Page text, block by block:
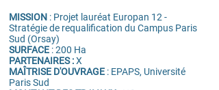
MISSION : Projet lauréat Europan 12 -
Stratégie de requalification du Campus Paris
Sud (Orsay)
SURFACE : 200 Ha
PARTENAIRES :X
MAÎTRISE D'OUVRAGE : EPAPS, Université
Paris Sud